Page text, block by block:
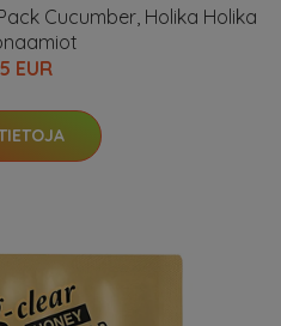
Cucumber, Holika Holika
EUR